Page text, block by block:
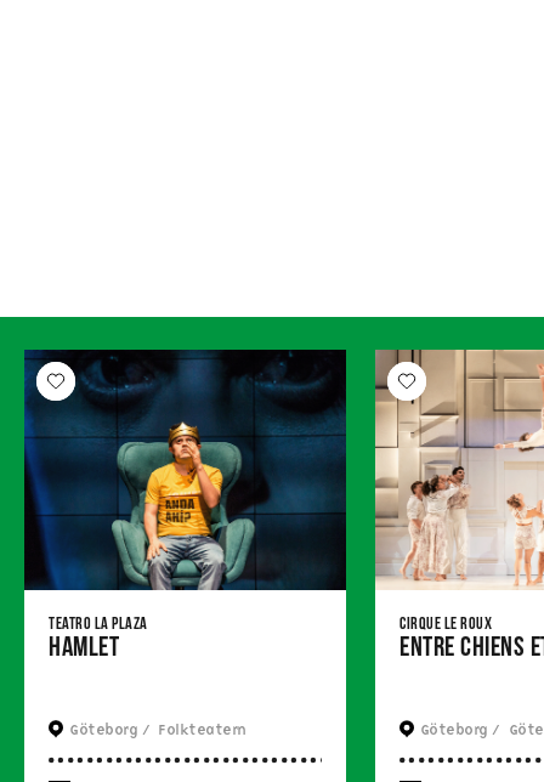
Teatro La Plaza
Hamlet
Göteborg / Folkteatern
Cirque Le Roux
Entre Chiens
Göteborg /